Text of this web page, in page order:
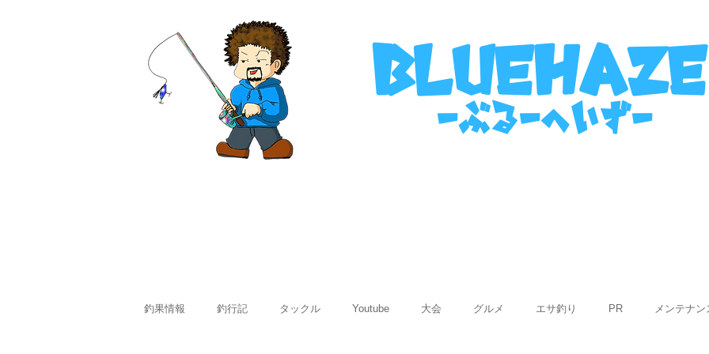
bluehaze
​－ぶるーへいずー
釣果情報 釣行記 タックル Youtube 大会 グルメ エサ釣り PR メンテナン